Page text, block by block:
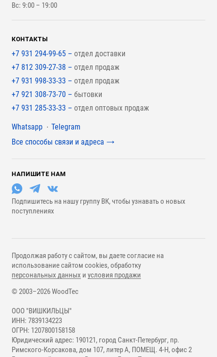
Для покрытия крыши
Вс: 9:00 – 19:00
КОНТАКТЫ
+7 931 294-99-65 – отдел доставки
+7 812 309-27-38 – отдел продаж
+7 931 998-33-33 – отдел продаж
+7 921 308-73-70 – бытовки
+7 931 285-33-33 – отдел оптовых продаж
Мессенджеры
Whatsapp
Telegram
Все способы связи и адреса
НАПИШИТЕ НАМ
Подпишитесь на нашу группу ВК, чтобы узнавать о новых
поступлениях
© 2003–2026 WoodTec
ООО "ВИШКИЛЬЦЫ"
ИНН: 7839134223
ОГРН: 1207800158158
Юридический адрес: 190121, город Санкт-Петербург, пр.
Римского-Корсакова, дом 107, литер А, ПОМЕЩ. 4-Н, офис 2
Продолжая работу с сайтом, вы даете согласие на
использование сайтом cookies, обработку
персональных данных и условия продажи